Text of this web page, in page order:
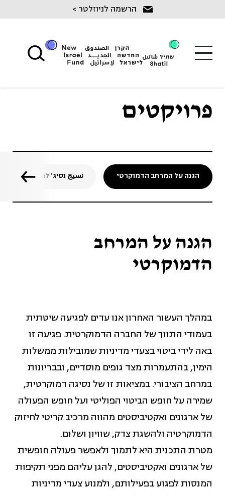
content
הרשמה לניוזלטר >
פרויקטים
הגנה על המרחב הדמוקרטי نسيج נסיג' לחיזוק החברה
הגנה על המרחב
הדמוקרטי
במהלך העשור האחרון אנו עדים לפגיעה שיטתית
בעמודי התווך של החברה הדמוקרטית. פגיעה זו
באה לידי ביטוי בצעדי מדיניות שמובילות ממשלות
הימין, בהתעמרות מצד גופים מוסדיים, ובבריונות
במרחב הציבורי. במציאות זו של נסיגה דמוקרטית,
שמירה על חופש הביטוי הפוליטי ועל חופש הפעולה
של ארגונים ואקטיביסטים מהווה מרכיב קריטי לחיזוק
הדמוקרטיה ולהשגת צדק, שוויון ושלום.
מטרת התכנית היא לתמוך ולאפשר פעולה חופשית
של ארגונים ואקטיביסטים, להגן עליהם מפני תקיפות
המנסות לפגוע בפעילותם, ולמנוע צעדי מדיניות